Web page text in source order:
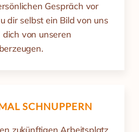
Gespräch vor
dir selbst ein Bild von uns
von unseren
SCHNUPPERN